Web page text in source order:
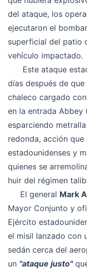
del ataque, los
ejecutaron el
superficial del patio
vehículo impactado.
Este ataque
días después de
chaleco cargado
en la entrada Abbey
esparciendo
redonda, acción
estadounidenses y
quienes se
huir del régimen
El general Mark
Mayor Conjunto y
Ejército
el misil lanzado con
sedán cerca del
un "ataque justo"